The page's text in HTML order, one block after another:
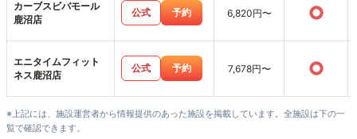
カーブスビバモール
鹿沼店
公式 予約 6,820円〜 ○
エニタイムフィット
ネス鹿沼店
公式 予約 7,678円〜 ○
※上記には、施設運営者から情報提供のあった施設を掲載しています。全施設は下の一
覧で確認できます。